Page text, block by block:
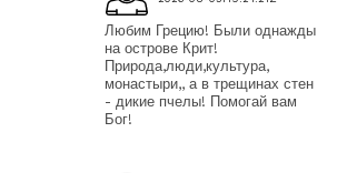
Любим Грецию! Были однажды
на острове Крит!
Природа,люди,культура,
монастыри,, а в трещинах стен
- дикие пчелы! Помогай вам
Бог!